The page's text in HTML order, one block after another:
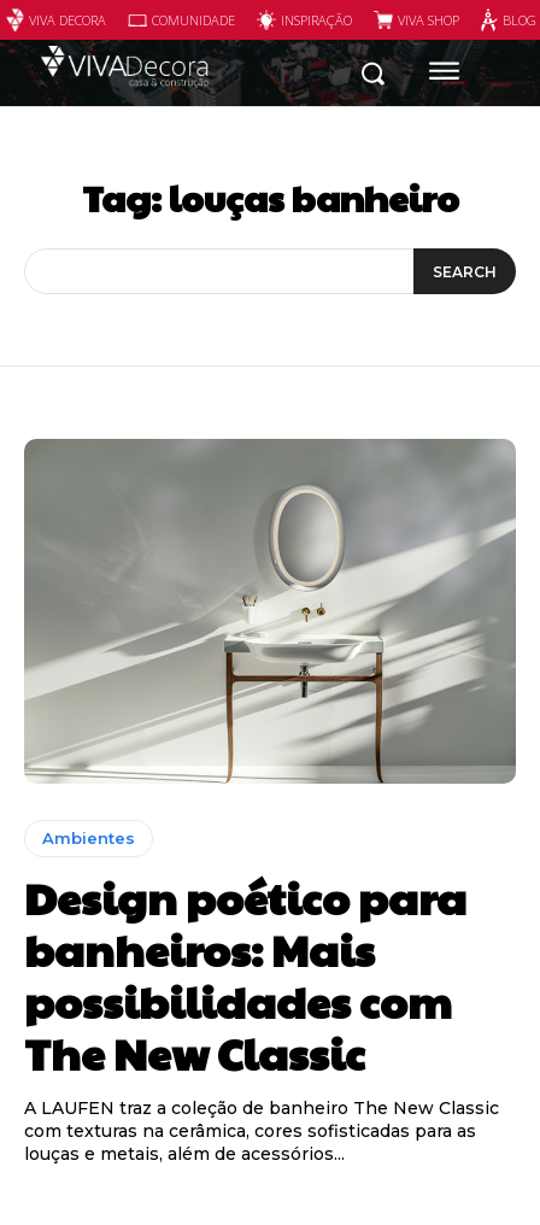
VIVA DECORA COMUNIDADE INSPIRAÇÃO VIVA SHOP
Tag:louças banheiro
SEARCH
Ambientes
Design poético para
banheiros: Mais
possibilidades com
The New Classic
A LAUFEN traz a coleção de banheiro The New Classic
com texturas na cerâmica, cores sofisticadas para as
louças e metais, além de acessórios...